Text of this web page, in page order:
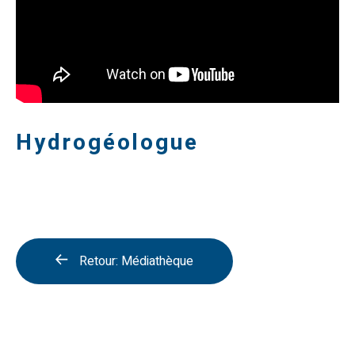
Hydrogéologue
Retour: Médiathèque